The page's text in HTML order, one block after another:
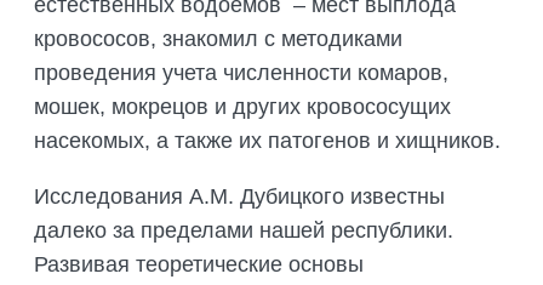
естественных водоемов – мест выплода
кровососов, знакомил с методиками
проведения учета численности комаров,
мошек, мокрецов и других кровососущих
насекомых, а также их патогенов и хищников.
Исследования А.М. Дубицкого известны
далеко за пределами нашей республики.
Развивая теоретические основы